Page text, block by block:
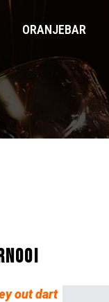
ORANJEBAR
out dart